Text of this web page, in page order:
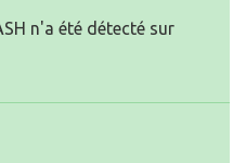
n'a été détecté sur